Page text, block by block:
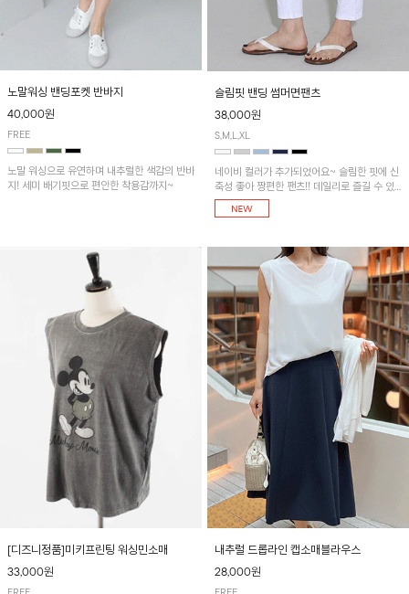
노말워싱 밴딩포켓 반바지
40,000원
FREE
노말 워싱으로 유연하며 내추럴한 색감의 반바
지! 세미 배기핏으로 편안한 착용감까지~
슬림핏 밴딩 썸머면팬츠
38,000원
S,M,L,XL
네이비 컬러가 추가되었어요~ 슬림한 핏에 신
축성 좋아 짱편한 팬츠!! 데일리로 즐길 수 있
는 기본 컬러들로 준비했어요~
[디즈니정품]미키프린팅 워싱민소매
33,000원
내추럴 드롭라인 캡소매블라우스
28,000원